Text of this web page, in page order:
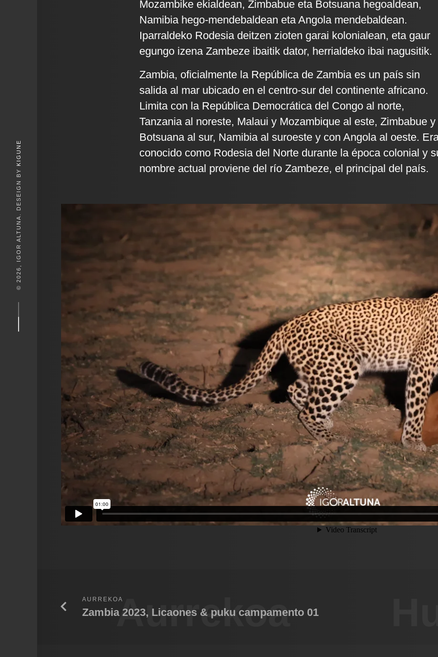
© 2026, IGOR ALTUNA. DESEIGN BY
KIGUNE
Mozambike ekialdean, Zimbabue eta Botsuana hegoaldean,
Namibia hego-mendebaldean eta Angola mendebaldean.
Iparraldeko Rodesia deitzen zioten garai kolonialean, eta gaur
egungo izena Zambeze ibaitik dator, herrialdeko ibai nagusitik.
Zambia, oficialmente la República de Zambia es un país sin
salida al mar ubicado en el centro-sur del continente africano.
Limita con la República Democrática del Congo al norte,
Tanzania al noreste, Malaui y Mozambique al este, Zimbabue y
Botsuana al sur, Namibia al suroeste y con Angola al oeste.
conocido como Rodesia del Norte durante la época colonial y
nombre actual proviene del río Zambeze, el principal del país.
Aurrekoa
AURREKOA
Zambia 2023, Licaones & puku campamento 01